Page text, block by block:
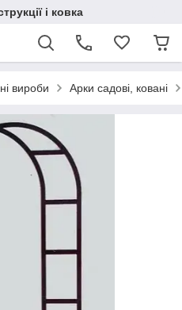
і ковка
вироби Арки садові, ковані